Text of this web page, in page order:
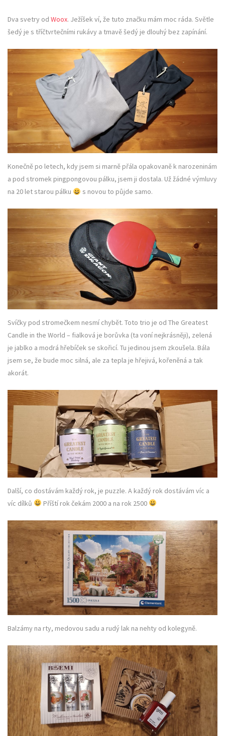
Dva svetry od Woox. Ježíšek ví, že tuto značku mám moc ráda. Světle
šedý je s tříčtvrtečními rukávy a tmavě šedý je dlouhý bez zapínání.
Konečně po letech, kdy jsem si marně přála opakovaně k narozeninám
a pod stromek pingpongovou pálku, jsem ji dostala. Už žádné výmluvy
na 20 let starou pálku
s novou to půjde samo.
Svíčky pod stromečkem nesmí chybět. Toto trio je od The Greatest
Candle in the World – fialková je borůvka (ta voní nejkrásněji), zelená
je jablko a modrá hřebíček se skořicí. Tu jedinou jsem zkoušela. Bála
jsem se, že bude moc silná, ale za tepla je hřejivá, kořeněná a tak
akorát.
Další, co dostávám každý rok, je puzzle. A každý rok dostávám víc a
víc dílků
Příští rok čekám 2000 a na rok 2500
Balzámy na rty, medovou sadu a rudý lak na nehty od kolegyně.